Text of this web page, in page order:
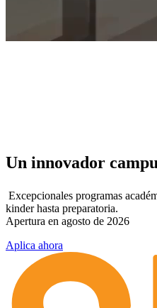
Un innovador
Excepcionales programas
kinder hasta preparatoria.
Apertura en agosto de 2026
Aplica ahora